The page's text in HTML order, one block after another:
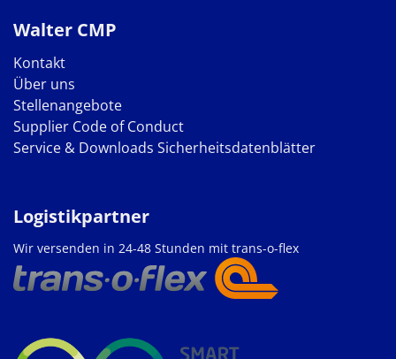
Walter CMP
Kontakt
Über uns
Stellenangebote
Supplier Code of Conduct
Service & Downloads Sicherheitsdatenblätter
Logistikpartner
Wir versenden in 24-48 Stunden mit trans-o-flex